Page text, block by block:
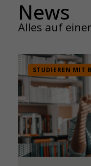
News
Alles auf
STUDIEREN MIT